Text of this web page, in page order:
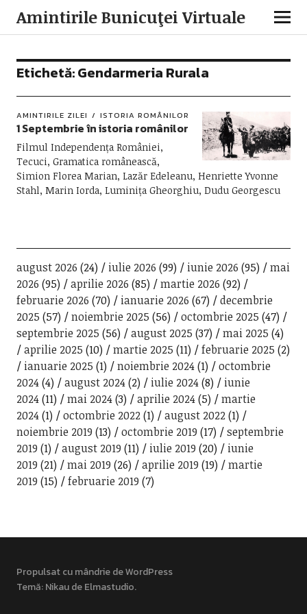
Amintirile Bunicuţei Virtuale
Etichetă:Gendarmeria Rurala
AMINTIRILE ZILEI ISTORIA ROMÂNILOR
1 Septembrie în istoria românilor
Filmul Independența României,
Tecuci, Gramatica românească,
Simion Florea Marian, Lazăr Edeleanu, Henriette Yvonne
Stahl, Marin Iorda, Luminița Gheorghiu, Dudu Georgescu
august 2026 (24) iulie 2026 (99) iunie 2026 (95)
mai
2026 (95) aprilie 2026 (85) martie 2026 (92)
februarie 2026 (70) ianuarie 2026 (67)
decembrie
2025 (57) noiembrie 2025 (56) octombrie 2025 (47)
septembrie 2025 (56) august 2025 (37) mai 2025 (4)
aprilie 2025 (10) martie 2025 (11) februarie 2025 (2)
ianuarie 2025 (1) noiembrie 2024(1)
octombrie
2024(4) august 2024(2) iulie 2024(8)
iunie
2024(11) mai 2024(3) aprilie 2024(5)
martie
2024(1) octombrie 2022(1) august 2022(1)
noiembrie 2019 (13) octombrie 2019 (17)
septembrie
2019 (1) august 2019 (11) iulie 2019 (20)
iunie
2019 (21) mai 2019 (26) aprilie 2019 (19)
martie
2019 (15) februarie 2019 (7)
Propulsat cu mândrie de WordPress
Temă: Nikau deElmastudio.